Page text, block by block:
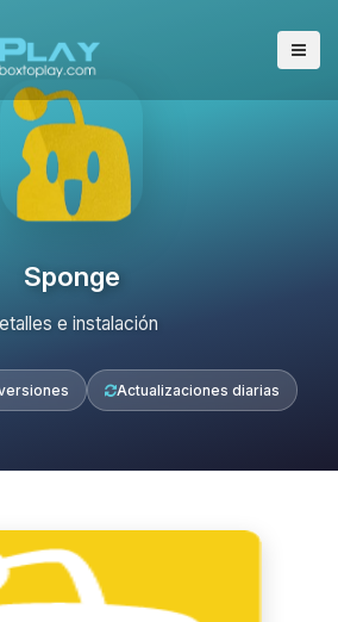
Sponge
e instalación
Actualizaciones diarias